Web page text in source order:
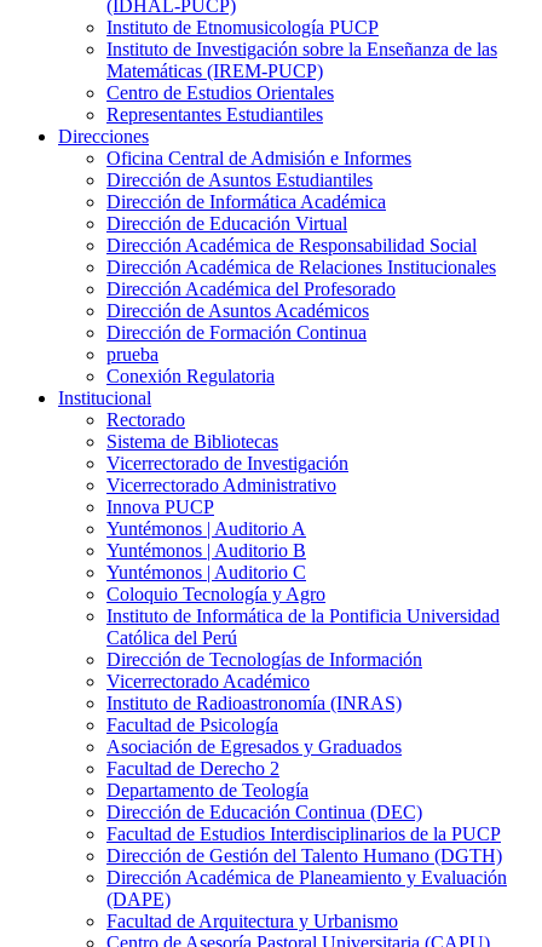
(IDHAL-PUCP)
Instituto de Etnomusicología PUCP
Instituto de Investigación sobre la Enseñanza de las
Matemáticas (IREM-PUCP)
Centro de Estudios Orientales
Representantes Estudiantiles
Direcciones
Oficina Central de Admisión e Informes
Dirección de Asuntos Estudiantiles
Dirección de Informática Académica
Dirección de Educación Virtual
Dirección Académica de Responsabilidad Social
Dirección Académica de Relaciones Institucionales
Dirección Académica del Profesorado
Dirección de Asuntos Académicos
Dirección de Formación Continua
prueba
Conexión Regulatoria
Institucional
Rectorado
Sistema de Bibliotecas
Vicerrectorado de Investigación
Vicerrectorado Administrativo
Innova PUCP
Yuntémonos | Auditorio A
Yuntémonos | Auditorio B
Yuntémonos | Auditorio C
Coloquio Tecnología y Agro
Instituto de Informática de la Pontificia Universidad
Católica del Perú
Dirección de Tecnologías de Información
Vicerrectorado Académico
Instituto de Radioastronomía (INRAS)
Facultad de Psicología
Asociación de Egresados y Graduados
Facultad de Derecho 2
Departamento de Teología
Dirección de Educación Continua (DEC)
Facultad de Estudios Interdisciplinarios de la PUCP
Dirección de Gestión del Talento Humano (DGTH)
Dirección Académica de Planeamiento y Evaluación
(DAPE)
Facultad de Arquitectura y Urbanismo
Centro de Asesoría Pastoral Universitaria (CAPU)